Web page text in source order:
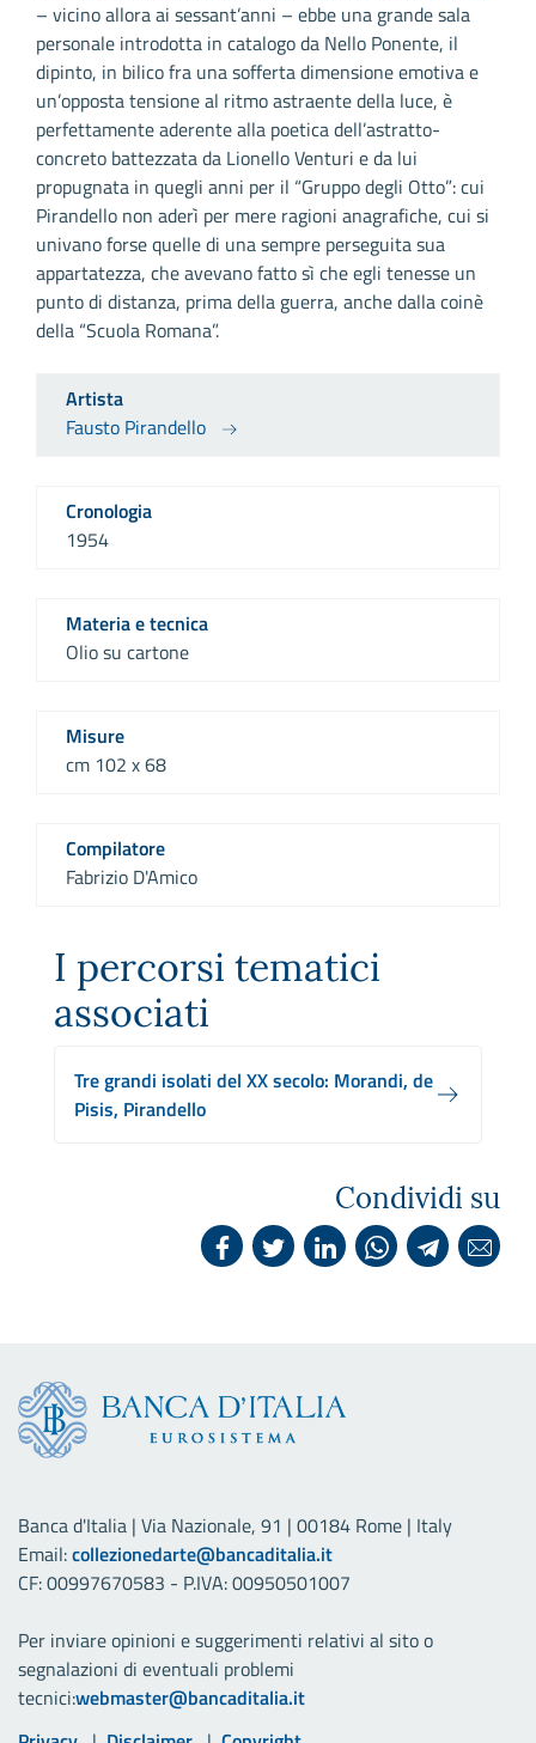
– vicino allora ai sessant’anni – ebbe una grande sala
personale introdotta in catalogo da Nello Ponente, il
dipinto, in bilico fra una sofferta dimensione emotiva e
un’opposta tensione al ritmo astraente della luce, è
perfettamente aderente alla poetica dell’astratto-
concreto battezzata da Lionello Venturi e da lui
propugnata in quegli anni per il “Gruppo degli Otto”: cui
Pirandello non aderì per mere ragioni anagrafiche, cui si
univano forse quelle di una sempre perseguita sua
appartatezza, che avevano fatto sì che egli tenesse un
punto di distanza, prima della guerra, anche dalla coinè
della “Scuola Romana”.
Artista
Fausto Pirandello
Cronologia
1954
Materia e tecnica
Olio su cartone
Misure
cm 102 x 68
Compilatore
Fabrizio D'Amico
I percorsi tematici
associati
Tre grandi isolati del XX secolo: Morandi, de
Pisis, Pirandello
Condividi su
Banca d'Italia | Via Nazionale, 91 | 00184 Rome | Italy
Email:collezionedarte@bancaditalia.it
CF: 00997670583 - P.IVA: 00950501007
Per inviare opinioni e suggerimenti relativi al sito o
segnalazioni di eventuali problemi
tecnici:webmaster@bancaditalia.it